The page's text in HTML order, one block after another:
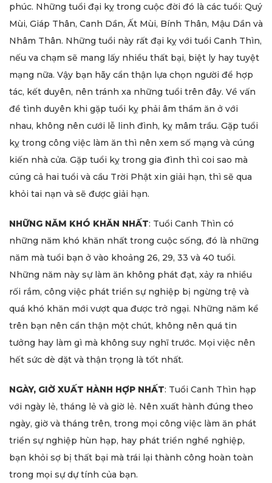
phúc. Những tuổi đại kỵ trong cuộc đời đó là các tuổi: Quý
Mùi, Giáp Thân, Canh Dần, Ất Mùi, Bính Thân, Mậu Dần và
Nhâm Thân. Những tuổi này rất đại kỵ với tuổi Canh Thìn,
nếu va chạm sẽ mang lấy nhiều thất bại, biệt ly hay tuyệt
mạng nữa. Vậy bạn hãy cẩn thận lựa chọn người để hợp
tác, kết duyên, nên tránh xa những tuổi trên đây. Về vấn
đề tình duyên khi gặp tuổi kỵ phải âm thầm ăn ở với
nhau, không nên cưới lễ linh đình, kỵ mâm trầu. Gặp tuổi
kỵ trong công việc làm ăn thì nên xem số mạng và cúng
kiến nhà cửa. Gặp tuổi kỵ trong gia đình thì coi sao mà
cúng cả hai tuổi và cầu Trời Phật xin giải hạn, thì sẽ qua
khỏi tai nạn và sẽ được giải hạn.
NHỮNG NĂM KHÓ KHĂN NHẤT: Tuổi Canh Thìn có
những năm khó khăn nhất trong cuộc sống, đó là những
năm mà tuổi bạn ở vào khoảng 26, 29, 33 và 40 tuổi.
Những năm này sự làm ăn không phát đạt, xảy ra nhiều
rối rắm, công việc phát triển sự nghiệp bị ngừng trệ và
quá khó khăn mới vượt qua được trở ngại. Những năm kể
trên bạn nên cẩn thận một chút, không nên quá tin
tưởng hay làm gì mà không suy nghĩ trước. Mọi việc nên
hết sức dè dặt và thận trọng là tốt nhất.
NGÀY, GIỜ XUẤT HÀNH HỢP NHẤT: Tuổi Canh Thìn hạp
với ngày lẻ, tháng lẻ và giờ lẻ. Nên xuất hành đúng theo
ngày, giờ và tháng trên, trong mọi công việc làm ăn phát
triển sự nghiệp hùn hạp, hay phát triển nghề nghiệp,
bạn khỏi sợ bị thất bại mà trái lại thành công hoàn toàn
trong mọi sự dự tính của bạn.